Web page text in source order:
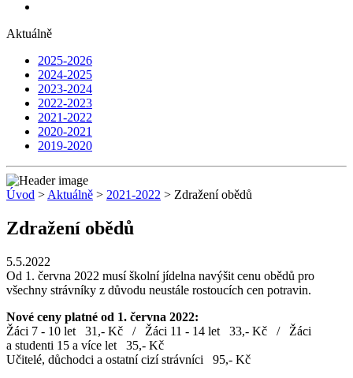
Aktuálně
2025-2026
2024-2025
2023-2024
2022-2023
2021-2022
2020-2021
2019-2020
Úvod > Aktuálně > 2021-2022 > Zdražení obědů
Zdražení obědů
5.5.2022
Od 1. června 2022 musí školní jídelna navýšit cenu obědů pro
všechny strávníky z důvodu neustále rostoucích cen potravin.
Nové ceny platné od 1. června 2022:
Žáci 7 - 10 let 31,- Kč / Žáci 11 - 14 let 33,- Kč / Žáci
a studenti 15 a více let 35,- Kč
Učitelé, důchodci a ostatní cizí strávníci 95,- Kč